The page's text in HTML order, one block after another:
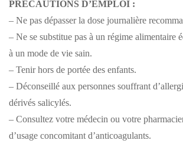
PRÉCAUTIONS D’EMPLOI :
– Ne pas dépasser la dose journalière
– Ne se substitue pas à un régime alimentaire
à un mode de vie sain.
– Tenir hors de portée des enfants.
– Déconseillé aux personnes souffrant
dérivés salicylés.
– Consultez votre médecin ou votre
d’usage concomitant d’anticoagulants.